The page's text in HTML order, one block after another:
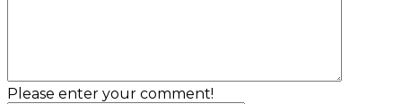
Please enter your comment!